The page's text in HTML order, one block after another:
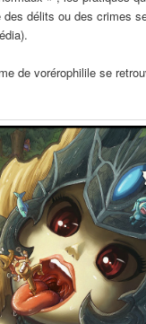
délits ou des crimes
de vorérophilile se